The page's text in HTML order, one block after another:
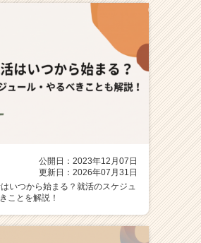
就
活
イ
ャ
リ
ア
公開日：2023年12月07日
更新日：2026年07月31日
はいつから始まる？就活のスケジュ
ことを解説！